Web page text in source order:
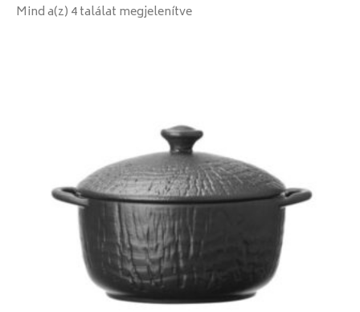
Mind a(z) 4 találat megjelenítve